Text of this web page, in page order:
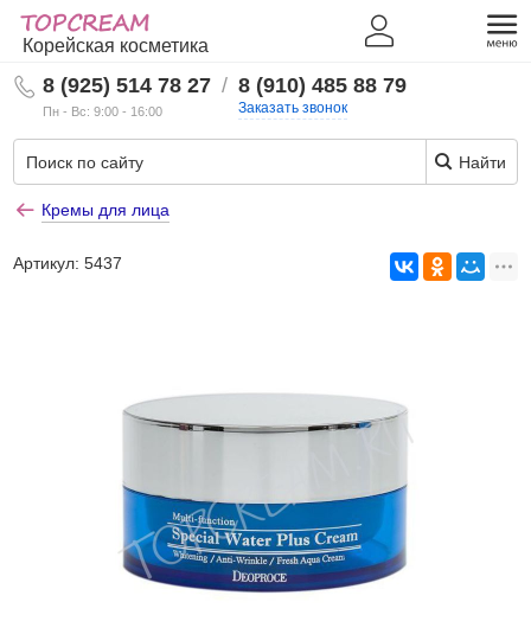
Корейская косметика
8 (925) 514 78 27
Пн - Вс: 9:00 - 16:00
/ 8 (910) 485 88 79
Заказать звонок
Найти
Кремы для лица
Артикул:5437